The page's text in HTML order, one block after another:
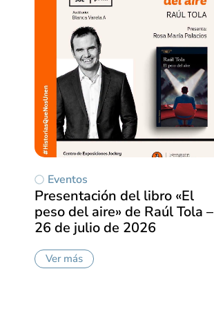
Eventos
Presentación del libro «El
peso del aire» de Raúl Tola –
26 de julio de 2026
Ver más